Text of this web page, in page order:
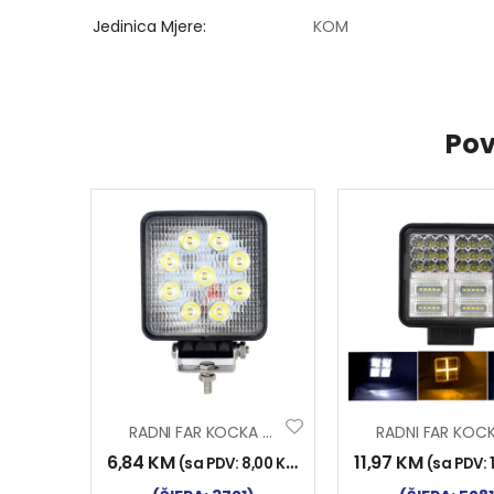
Jedinica Mjere KOM
RADNI FAR KOCKA 9LED 27W INWELLS
6,84 KM (sa PDV: 8,00 KM 11,97 KM (sa PDV: